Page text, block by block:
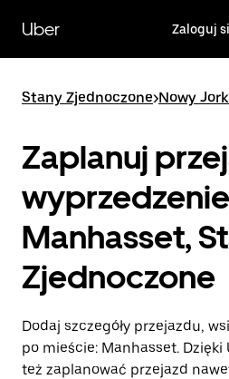
głównej
zawartości
Uber Zaloguj
Stany Zjednoczone>Nowy Jork
Zaplanuj
Manhasset,
Zjednoczone
Dodaj szczegóły przejazdu,
po mieście: Manhasset. Dzięki
też zaplanować przejazd